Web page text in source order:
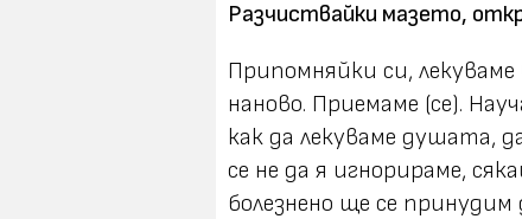
Разчиствайки мазето,
Припомняйки си,
наново. Приемаме (се).
как да лекуваме душата,
се не да я игнорираме,
болезнено ще се